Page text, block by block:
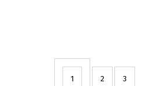
1 2 3